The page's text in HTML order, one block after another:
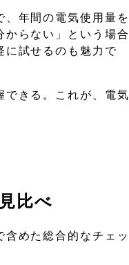
年間の電気使用量を
らない」という場合
に試せるのも魅力で
できる。これが、電気
比べ
めた総合的なチェッ